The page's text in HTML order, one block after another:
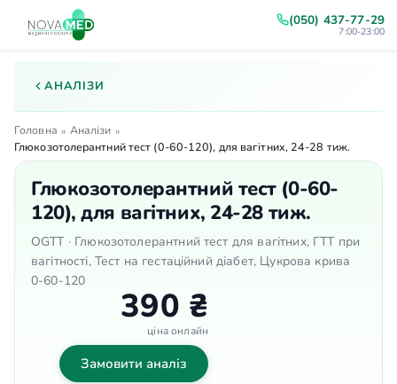
(050) 437-77-29
7:00-23:00
АНАЛІЗИ
Головна » Аналізи »
Глюкозотолерантний тест (0-60-120), для вагітних, 24-28 тиж.
Глюкозотолерантний тест (0-60-
120), для вагітних, 24-28 тиж.
OGTT · Глюкозотолерантний тест для вагітних, ГТТ при
вагітності, Тест на гестаційний діабет, Цукрова крива
0-60-120
390 ₴
ціна онлайн
Замовити аналіз